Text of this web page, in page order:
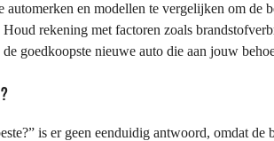
automerken en modellen te vergelijken om de
rekening met factoren zoals
goedkoopste nieuwe auto die aan jouw
is er geen eenduidig antwoord, omdat